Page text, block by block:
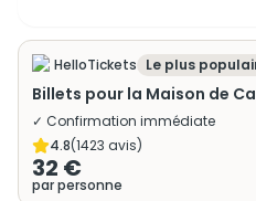
HelloTickets Le plus
Billets pour la Maison de
✓ Confirmation immédiate
4.8(1423 avis)
32 €
par personne